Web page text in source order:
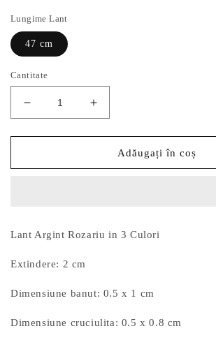
Lungime Lant
47 cm
Cantitate
Reduceți
cantitatea
pentru
Argint
Creșteți
cantitatea
pentru
Argint
Adăugați în coș
Lant Argint Rozariu in 3 Culori
Extindere: 2 cm
Dimensiune banut: 0.5 x 1 cm
Dimensiune cruciulita: 0.5 x 0.8 cm